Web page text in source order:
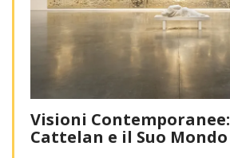
Visioni
Cattelan e il Suo